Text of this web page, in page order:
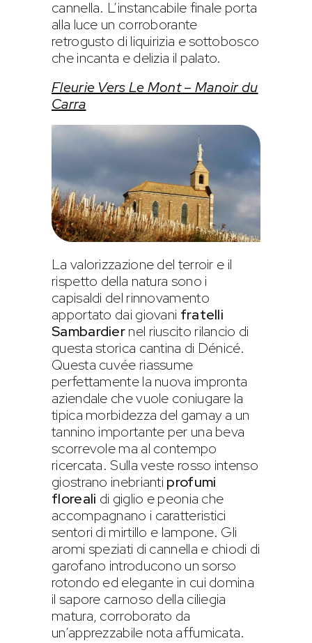
cannella. L’instancabile finale porta
alla luce un corroborante
retrogusto di liquirizia e sottobosco
che incanta e delizia il palato.
Fleurie Vers Le Mont – Manoir du
Carra
La valorizzazione del terroir e il
rispetto della natura sono i
capisaldi del rinnovamento
apportato dai giovani fratelli
Sambardiernel riuscito rilancio di
questa storica cantina di Dénicé.
Questa cuvée riassume
perfettamente la nuova impronta
aziendale che vuole coniugare la
tipica morbidezza del gamay a un
tannino importante per una beva
scorrevole ma al contempo
ricercata. Sulla veste rosso intenso
giostrano inebrianti profumi
floreali di giglio e peonia che
accompagnano i caratteristici
sentori di mirtillo e lampone. Gli
aromi speziati di cannella e chiodi di
garofano introducono un sorso
rotondo ed elegante in cui domina
il sapore carnoso della ciliegia
matura, corroborato da
un’apprezzabile nota affumicata.